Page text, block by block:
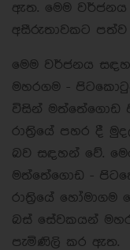
ඇත. මෙම වර්ජනය
අසීරුතාවකට
මෙම වර්ජනය
මහරගම -
විසින් මත්තේගොඩ
රාත්‍රියේ පහර දී
බව සඳහන් වේ.
මත්තේගොඩ -
රාත්‍රියේ
බස් සේවකයන්
පැමිණිලි කර ඇත.